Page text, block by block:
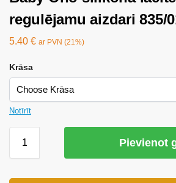
regulējamu aizdari 835/
5.40 € ar PVN (21%)
Krāsa
Notīrīt
Pievienot